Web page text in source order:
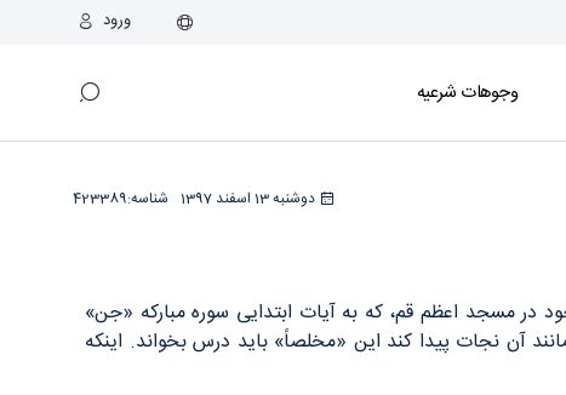
ورود
وجوهات شرعیه
دوشنبه 13 اسفند 1397 423389شناسه:
در مسجد اعظم قم، که به آیات ابتدایی سوره مبارکه «جن»
آن نجات پیدا کند این «مخلصاً» باید درس بخواند. اینکه